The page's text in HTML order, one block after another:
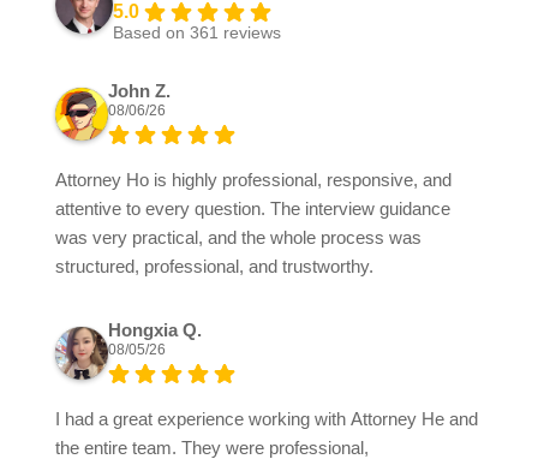
5.0
Based on 361 reviews
John Z.
08/06/26
Attorney Ho is highly professional, responsive, and
attentive to every question. The interview guidance
was very practical, and the whole process was
structured, professional, and trustworthy.
Hongxia Q.
08/05/26
I had a great experience working with Attorney He and
the entire team. They were professional,